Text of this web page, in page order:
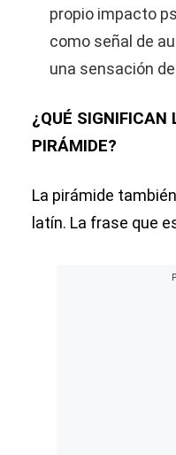
propio impacto
como señal de
una sensación
¿QUÉ SIGNIFICAN
PIRÁMIDE?
La pirámide
latín. La frase que